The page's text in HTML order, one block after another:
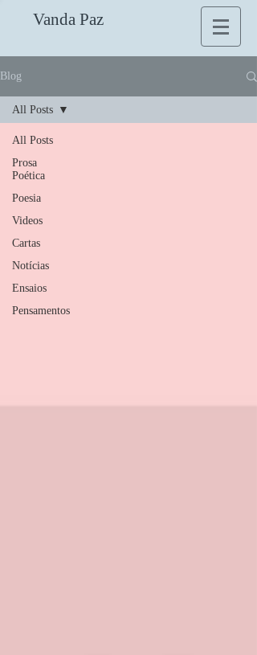
Vanda Paz
Blog
All Posts
Prosa
Poética
Poesia
Videos
Cartas
Notícias
Ensaios
Pensamentos
All Posts